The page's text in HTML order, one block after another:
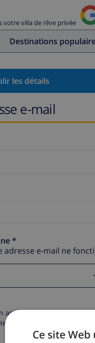
votre villa de rêve privée
Destinations
les détails
e-mail
*
adresse e-mail ne
astérisque sont
privée.
Ce site